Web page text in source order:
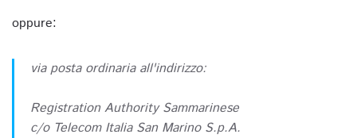
oppure:
via posta ordinaria all'indirizzo:
Registration Authority Sammarinese
c/o Telecom Italia San Marino S.p.A.